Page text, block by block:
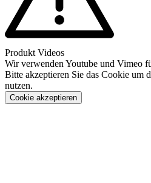
Produkt Videos
Wir verwenden Youtube und Vimeo
Bitte akzeptieren Sie das Cookie um
nutzen.
Cookie akzeptieren